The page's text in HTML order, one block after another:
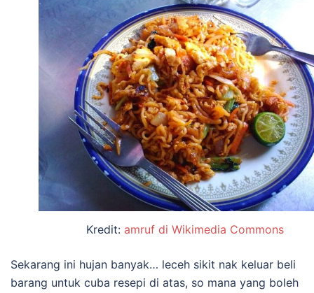
Kredit: amruf di Wikimedia Commons
Sekarang ini hujan banyak… leceh sikit nak keluar beli
barang untuk cuba resepi di atas, so mana yang boleh